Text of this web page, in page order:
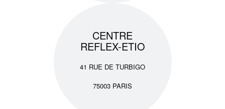
CENTRE
REFLEX-ETIO
41 RUE DE TURBIGO
75003 PARIS